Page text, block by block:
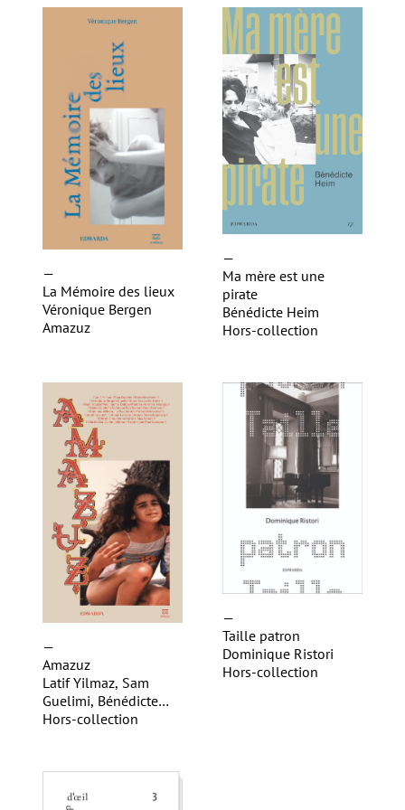
—
La Mémoire des lieux
Véronique Bergen
Amazuz
—
Ma mère est une
pirate
Bénédicte Heim
Hors-collection
—
Amazuz
Latif Yilmaz, Sam
Guelimi, Bénédicte
Heim, Véronique
Youssef, Guillaume
Delbos, Paloma
Hors-collection
—
Taille patron
Dominique Ristori
Hors-collection